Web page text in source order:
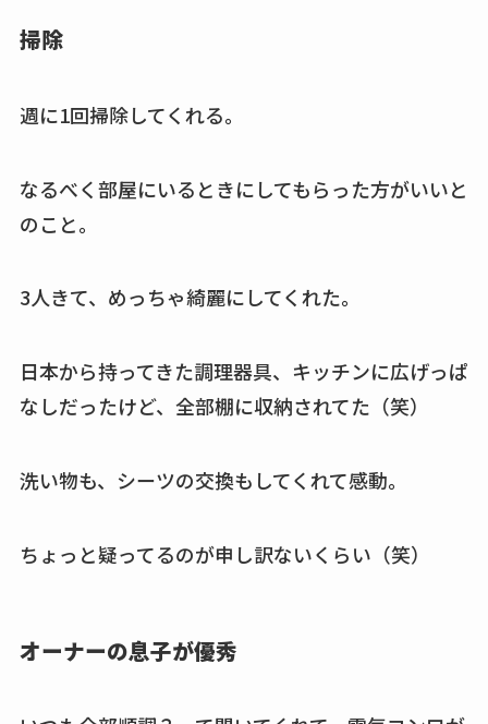
掃除
週に1回掃除してくれる。
なるべく部屋にいるときにしてもらった方がいいと
のこと。
3人きて、めっちゃ綺麗にしてくれた。
日本から持ってきた調理器具、キッチンに広げっぱ
なしだったけど、全部棚に収納されてた（笑）
洗い物も、シーツの交換もしてくれて感動。
ちょっと疑ってるのが申し訳ないくらい（笑）
オーナーの息子が優秀